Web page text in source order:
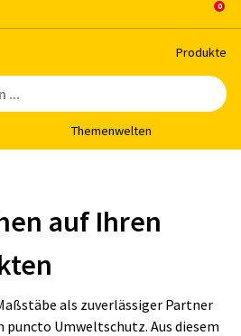
Pro­duk­te
The­men­wel­ten
auf Ihren
als zuverlässiger Partner
puncto Umweltschutz. Aus diesem